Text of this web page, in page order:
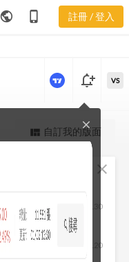
public phone_iphone 註冊 / 登入
期營收年
價量圖表
notification_add
close
VS
view_quilt 自訂我的版面
close
120
130